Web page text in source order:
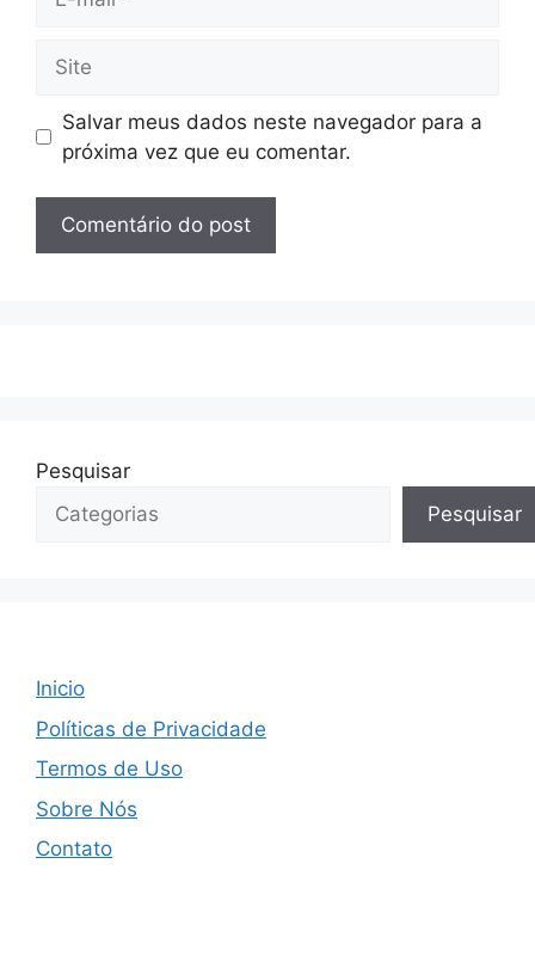
mail
Salvar meus dados neste navegador para a
próxima vez que eu comentar.
Pesquisar
Pesquisar
Inicio
Políticas de Privacidade
Termos de Uso
Sobre Nós
Contato